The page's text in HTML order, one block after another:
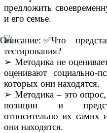
предложить
и его семье.
Что
тестирования?
➢ Методика не
оценивают социально-
которых они находятся.
➢ Методика – это
позиции и
относительно их самих
они находятся.